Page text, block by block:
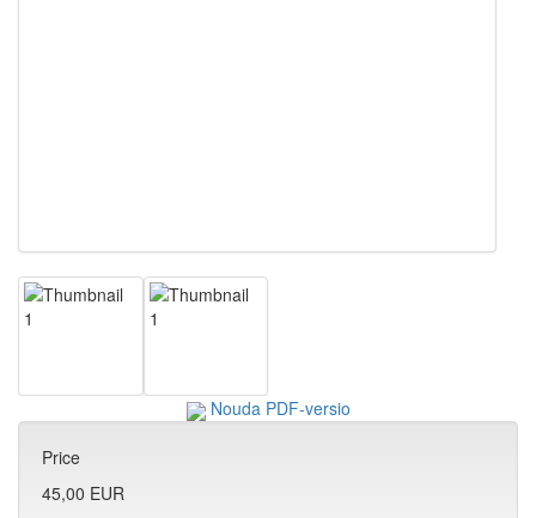
Nouda PDF-versio
Price
45,00 EUR